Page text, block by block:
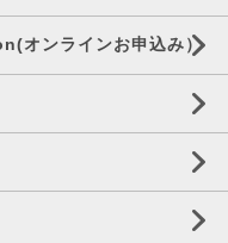
ンラインお申込み）